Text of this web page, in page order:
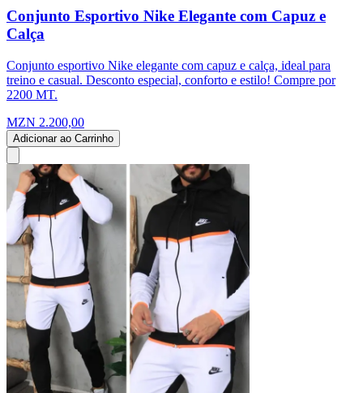
Conjunto Esportivo Nike Elegante com Capuz e
Calça
Conjunto esportivo Nike elegante com capuz e calça, ideal para
treino e casual. Desconto especial, conforto e estilo! Compre por
2200 MT.
MZN 2.200,00
Adicionar ao Carrinho